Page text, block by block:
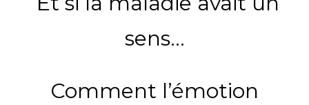
sens…
Comment l’émotion